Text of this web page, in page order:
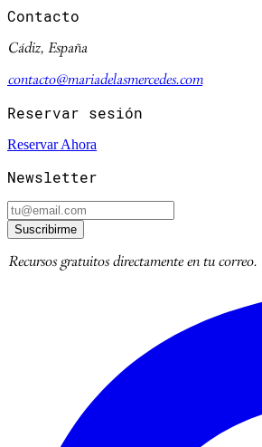
Contacto
Cádiz, España
contacto@mariadelasmercedes.com
Reservar sesión
Reservar Ahora
Newsletter
Suscribirme
Recursos gratuitos directamente en tu correo.